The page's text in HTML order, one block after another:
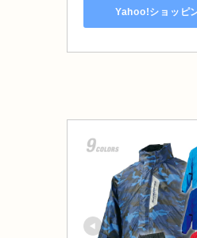
Yahoo!ショッピ